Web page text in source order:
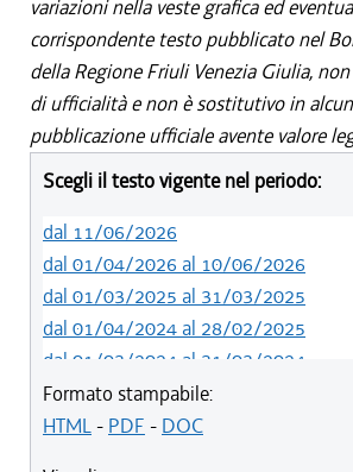
variazioni nella veste grafica ed
corrispondente testo pubblicato nel
della Regione Friuli Venezia Giulia,
di ufficialità e non è sostitutivo in
pubblicazione ufficiale avente valore
Scegli il testo vigente nel periodo:
dal 11/06/2026
dal 01/04/2026 al 10/06/2026
dal 01/03/2025 al 31/03/2025
dal 01/04/2024 al 28/02/2025
dal 01/03/2024 al 31/03/2024
dal 01/01/2024 al 29/02/2024
dal 03/09/2023 al 31/12/2023
Formato stampabile:
HTML- PDF - DOC